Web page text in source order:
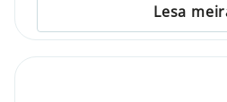
Lesa